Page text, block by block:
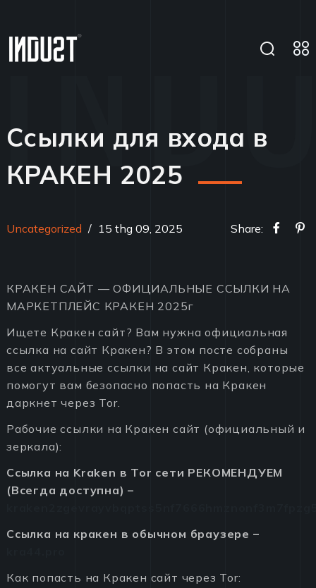
Ссылки для входа в
КРАКЕН 2025
Uncategorized / 15 thg 09, 2025 Share:
КРАКЕН САЙТ — ОФИЦИАЛЬНЫЕ ССЫЛКИ НА
МАРКЕТПЛЕЙС КРАКЕН 2025г
Ищете Кракен сайт? Вам нужна официальная
ссылка на сайт Кракен? В этом посте собраны
все актуальные ссылки на сайт Кракен, которые
помогут вам безопасно попасть на Кракен
даркнет через Tor.
Рабочие ссылки на Кракен сайт (официальный и
зеркала):
Ссылка на Kraken в Tor сети РЕКОМЕНДУЕМ
(Всегда доступна) –
Ссылка на кракен в обычном браузере –
Как попасть на Кракен сайт через Tor: